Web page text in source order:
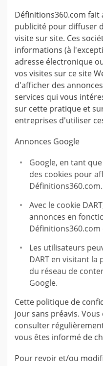
Définitions360.com fait
publicité pour diffuser
visite sur site. Ces
informations (à
adresse électronique
vos visites sur ce site
d'afficher des
services qui vous
sur cette pratique et
entreprises d'utiliser
Annonces Google
Google, en tant
des cookies pour
Définitions360.com.
Avec le cookie
annonces en
Les utilisateurs
DART en visitant
du réseau de
Google.
Cette politique de
jour sans préavis.
consulter
vous êtes informé de
Pour revoir et/ou